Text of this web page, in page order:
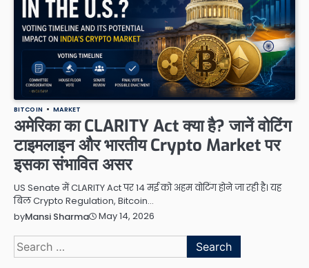
BITCOIN MARKET
अमेरिका का CLARITY Act क्या है? जानें वोटिंग
टाइमलाइन और भारतीय Crypto Market पर
इसका संभावित असर
US Senate में CLARITY Act पर 14 मई को अहम वोटिंग होने जा रही है। यह
बिल Crypto Regulation, Bitcoin…
byMansi Sharma May 14, 2026
Search
for: